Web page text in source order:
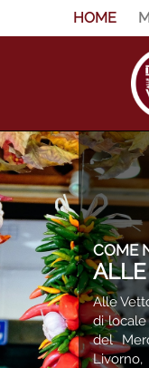
HOME
COME
Alle
di locale
del